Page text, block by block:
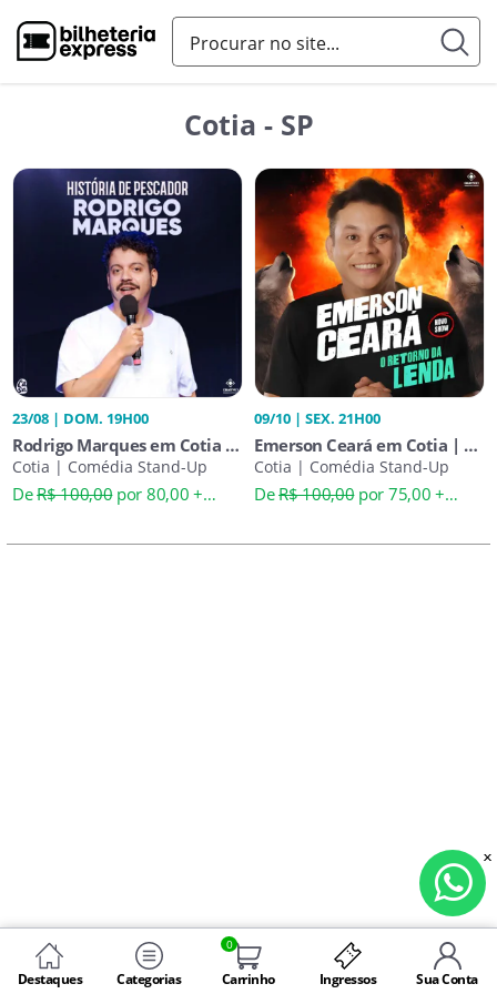
Destaques Categorias
0
Carrinho Ingressos Sua Conta
Cotia - SP
23/08 | DOM. 19H00
Rodrigo Marques em Cotia -
História de Pescador
Cotia | Comédia Stand-Up
DeR$ 100,00por 80,00 +
09/10 | SEX. 21H00
Emerson Ceará em Cotia | O
Retorno da Lenda
Cotia | Comédia Stand-Up
DeR$ 100,00por 75,00 +